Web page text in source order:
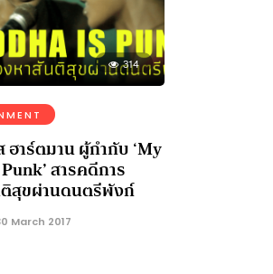
314
ฮาร์ตมาน ผู้กำกับ ‘My
สารคดีการ
สุขผ่านดนตรีพังก์
March 2017